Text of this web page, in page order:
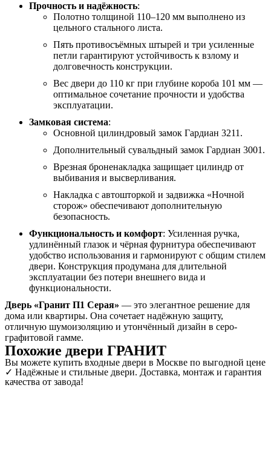
Прочность и надёжность:
Полотно толщиной 110–120 мм выполнено из
цельного стального листа.
Пять противосъёмных штырей и три усиленные
петли гарантируют устойчивость к взлому и
долговечность конструкции.
Вес двери до 110 кг при глубине короба 101 мм —
оптимальное сочетание прочности и удобства
эксплуатации.
Замковая система:
Основной цилиндровый замок Гардиан 3211.
Дополнительный сувальдный замок Гардиан 3001.
Врезная броненакладка защищает цилиндр от
выбивания и высверливания.
Накладка с автошторкой и задвижка «Ночной
сторож» обеспечивают дополнительную
безопасность.
Функциональность и комфорт: Усиленная ручка,
удлинённый глазок и чёрная фурнитура обеспечивают
удобство использования и гармонируют с общим стилем
двери. Конструкция продумана для длительной
эксплуатации без потери внешнего вида и
функциональности.
Дверь «Гранит П1 Серая» — это элегантное решение для
дома или квартиры. Она сочетает надёжную защиту,
отличную шумоизоляцию и утончённый дизайн в серо-
графитовой гамме.
Похожие двери ГРАНИТ
Вы можете купить входные двери в Москве по выгодной цене
✓ Надёжные и стильные двери. Доставка, монтаж и гарантия
качества от завода!